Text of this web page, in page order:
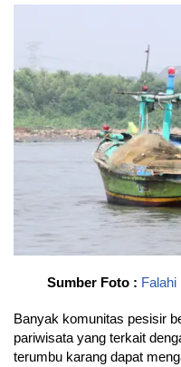
Sumber Foto :
Banyak komunitas pesisir
pariwisata yang terkait
terumbu karang dapat